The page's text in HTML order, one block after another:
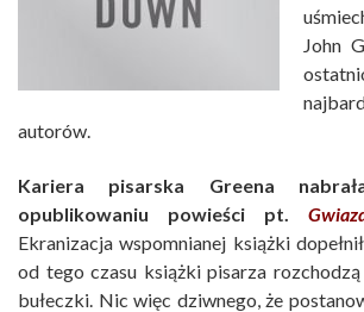
John
autorów.
Kariera pisarska Greena
opublikowaniu powieści pt.
Ekranizacja wspomnianej książki
od tego czasu książki pisarza
bułeczki. Nic więc dziwnego, że